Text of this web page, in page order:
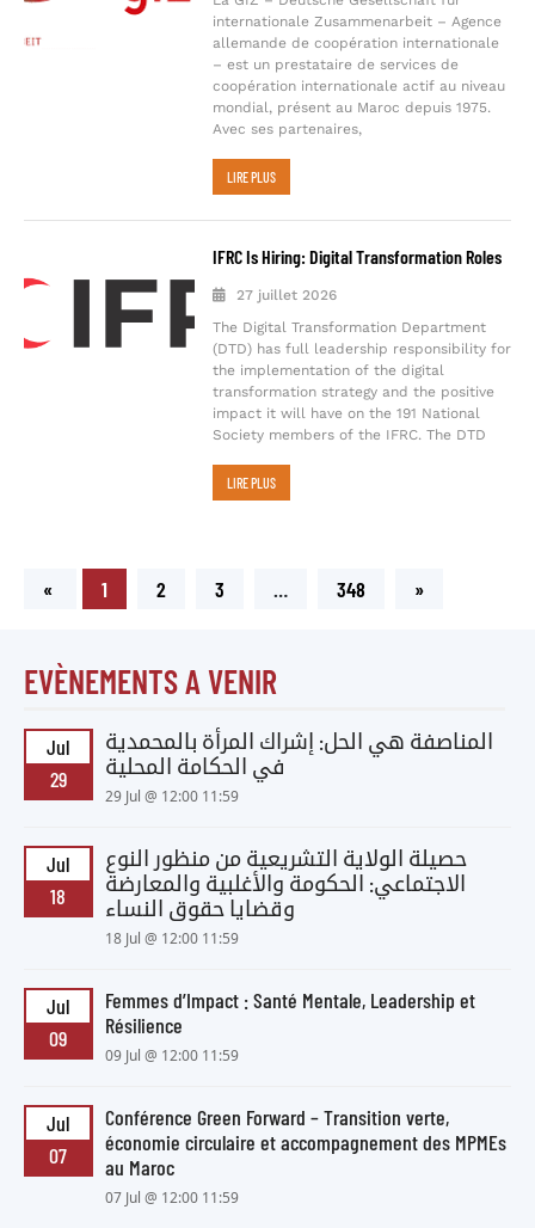
internationale Zusammenarbeit – Agence
allemande de coopération internationale
– est un prestataire de services de
coopération internationale actif au niveau
mondial, présent au Maroc depuis 1975.
Avec ses partenaires,
LIRE PLUS
IFRC Is Hiring: Digital Transformation Roles
27 juillet 2026
The Digital Transformation Department
(DTD) has full leadership responsibility for
the implementation of the digital
transformation strategy and the positive
impact it will have on the 191 National
Society members of the IFRC. The DTD
LIRE PLUS
« 1 2 3 … 348 »
EVÈNEMENTS A VENIR
Jul
29
المناصفة هي الحل: إشراك المرأة بالمحمدية
في الحكامة المحلية
29 Jul @ 12:00 11:59
Jul
18
حصيلة الولاية التشريعية من منظور النوع
الاجتماعي: الحكومة والأغلبية والمعارضة
وقضايا حقوق النساء
18 Jul @ 12:00 11:59
Jul
09
Femmes d’Impact : Santé Mentale, Leadership et
Résilience
09 Jul @ 12:00 11:59
Jul
07
Conférence Green Forward – Transition verte,
économie circulaire et accompagnement des MPMEs
au Maroc
07 Jul @ 12:00 11:59